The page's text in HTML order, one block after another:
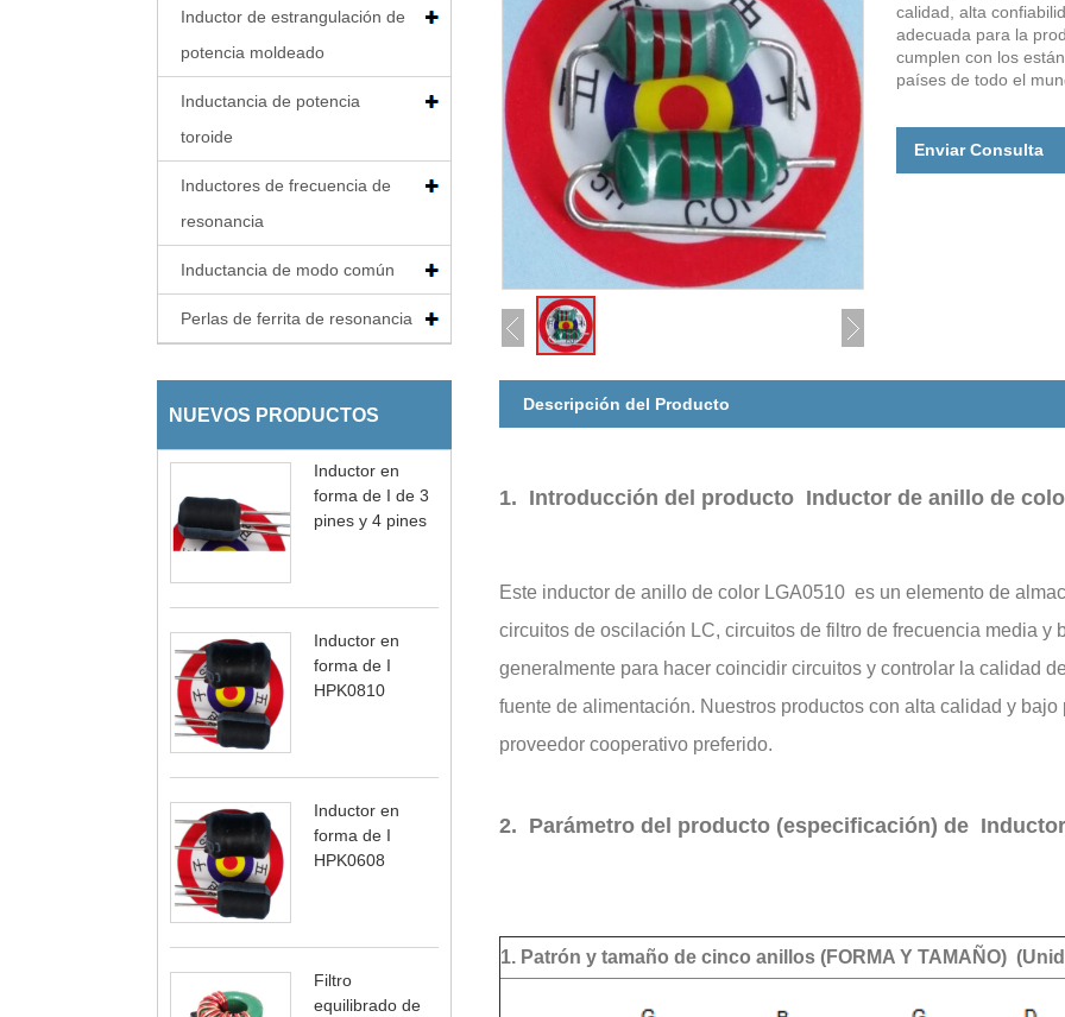
Inductor de estrangulación de
potencia moldeado
Inductancia de potencia
toroide
Inductores de frecuencia de
resonancia
Inductancia de modo común
Perlas de ferrita de resonancia
NUEVOS PRODUCTOS
Inductor en
forma de I de 3
pines y 4 pines
Inductor en
forma de I
HPK0810
Inductor en
forma de I
HPK0608
Filtro
equilibrado de
calidad, alta
adecuada para la
cumplen con los
países de todo el
Enviar Consulta
Descripción del Producto
1. Introducción del producto Inductor de anillo de
Este inductor de anillo de color LGA0510 es un elemento de
circuitos de oscilación LC, circuitos de filtro de frecuencia media y
generalmente para hacer coincidir circuitos y controlar la calidad
fuente de alimentación. Nuestros productos con alta calidad y
proveedor cooperativo preferido.
2. Parámetro del producto (especificación) de
1. Patrón y tamaño de cinco anillos (FORMA Y TAMAÑO)